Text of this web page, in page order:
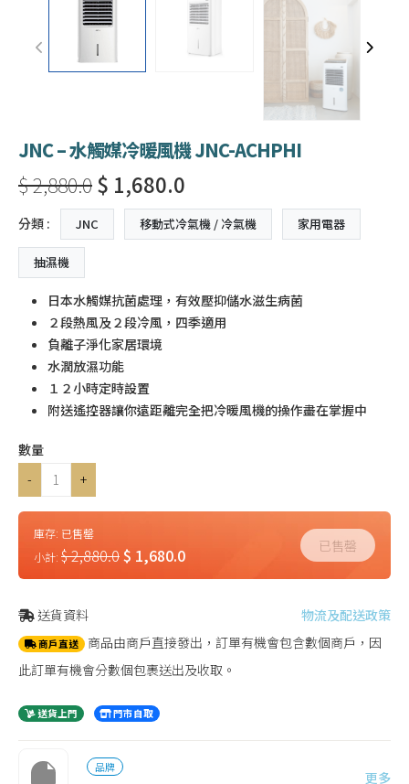
JNC – 水觸媒冷暖風機 JNC-ACHPHI
$ 2,880.0$ 1,680.0
分類 : JNC 移動式冷氣機 / 冷氣機 家用電器
抽濕機
日本水觸媒抗菌處理，有效壓抑儲水滋生病菌
２段熱風及２段冷風，四季適用
負離子淨化家居環境
水潤放濕功能
１２小時定時設置
附送遙控器讓你遠距離完全把冷暖風機的操作盡在掌握中
數量
-
+
庫存: 已售罄
小計: $ 2,880.0$ 1,680.0 已售罄
送貨資料 物流及配送政策
商戶直送 商品由商戶直接發出，訂單有機會包含數個商戶，因
此訂單有機會分數個包裹送出及收取。
送貨上門 門市自取
品牌
更多